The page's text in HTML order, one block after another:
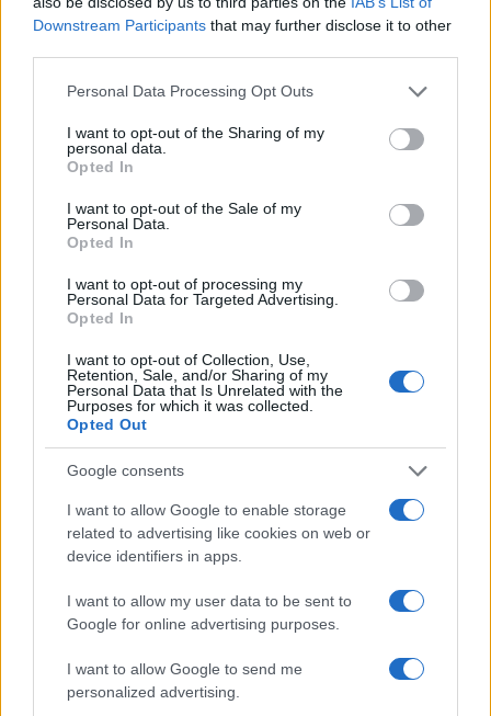
Downstream Participants that may further disclose it to other
Please note that this website/app uses one or more Google
not limited to your visit or usage behaviour. You may click to
grant or deny consent to Google and its third-party tags to
use your data for below specified purposes in below Google
consent section.
Personal Data Processing Opt Outs
I want to opt-out of the Sharing of my
personal data.
Opted In
I want to opt-out of the Sale of my
Personal Data.
Opted In
I want to opt-out of processing my
Personal Data for Targeted Advertising.
Opted In
I want to opt-out of Collection, Use,
Retention, Sale, and/or Sharing of my
Personal Data that Is Unrelated with the
Purposes for which it was collected.
Opted Out
Google consents
I want to allow Google to enable storage
related to advertising like cookies on web or
device identifiers in apps.
I want to allow my user data to be sent to
Google for online advertising purposes.
I want to allow Google to send me
personalized advertising.
Μετεγγραφές φοιτητών 2018:
Ξεκινούν οι αιτήσεις για τους
εισαχθέντες με την κατηγορία
«κόβουν» φοιτητές με χαμηλά
22/10/2018 - 09:23
Λήγει η προθεσμία για τις
αιτήσεις μετεγγραφής φοιτητών
“Όλοι στο πλευρό των φοιτητών
που αιτούνται μετεγγραφή για να
κερδίσουν το δικαίωμα τους στις
σπουδές”